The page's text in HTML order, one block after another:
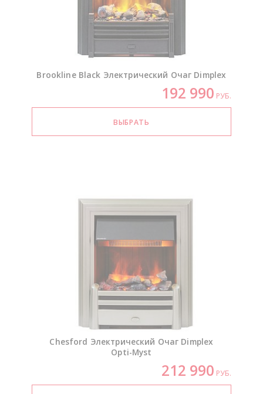
Brookline Black Электрический Очаг Dimplex
192 990 РУБ.
Chesford Электрический Очаг Dimplex
Opti-Myst
212 990 РУБ.